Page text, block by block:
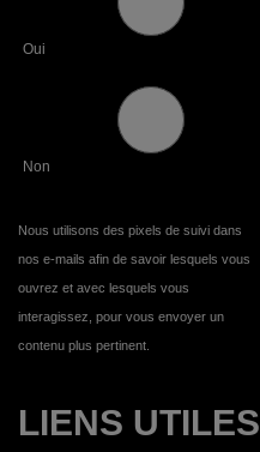
Oui
Non
Nous utilisons des pixels de suivi dans
nos e-mails afin de savoir lesquels vous
ouvrez et avec lesquels vous
interagissez, pour vous envoyer un
contenu plus pertinent.
LIENS UTILES